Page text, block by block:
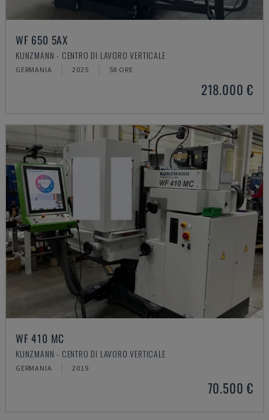
WF 650 5AX
KUNZMANN - CENTRO DI LAVORO VERTICALE
GERMANIA 2025 58 ORE
218.000 €
WF 410 MC
KUNZMANN - CENTRO DI LAVORO VERTICALE
GERMANIA 2019
70.500 €